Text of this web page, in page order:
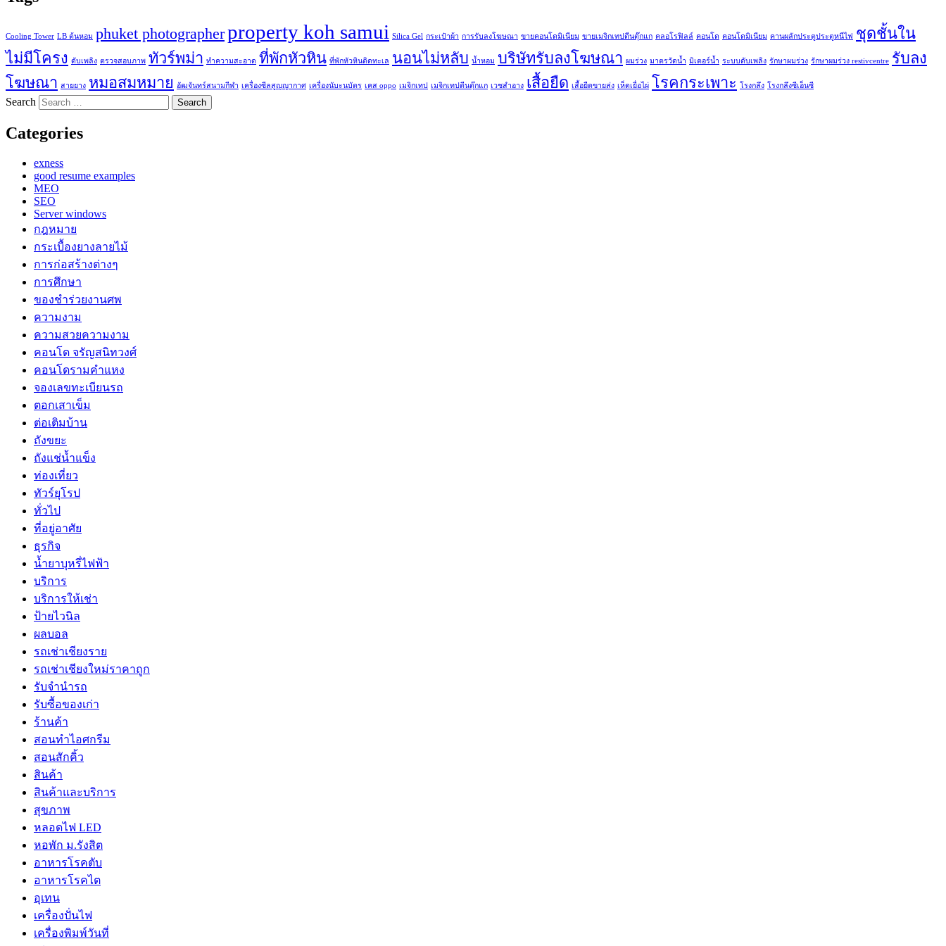
Cooling Tower LB ต้นหอม phuket photographerproperty koh samui Silica Gel กระเป๋าผ้า การรับลงโฆษณา ขายคอนโดมิเนียม ขายเมจิกเทปตีนตุ๊กแก คลอโรฟิลล์ คอนโด คอนโดมิเนียม คานผลักประตูประตูหนีไฟ
ชุดชั้นใน
ไม่มีโครง ดับเพลิง ตรวจสอบภาพ ทัวร์พม่า ทำความสะอาด ที่พักหัวหิน ที่พักหัวหินติดทะเล นอนไม่หลับ น้ำหอม บริษัทรับลงโฆษณา ผมร่วง มาตรวัดน้ำ มิเตอร์น้ำ ระบบดับเพลิง รักษาผมร่วง รักษาผมร่วง restivcentre รับลง
โฆษณา สายยาง หมอสมหมาย อัฒจันทร์สนามกีฬา เครื่องซีลสูญญากาศ เครื่องนับะนบัตร เคส oppo เมจิกเทป เมจิกเทปตีนตุ๊กแก เวชสำอาง เสื้อยืด เสื้อยืดขายส่ง เห็ดเยื่อไผ่ โรคกระเพาะ โรงกลึง โรงกลึงซีเอ็นซี
Search
Categories
exness
good resume examples
MEO
SEO
Server windows
กฎหมาย
กระเบื้องยางลายไม้
การก่อสร้างต่างๆ
การศึกษา
ของชำร่วยงานศพ
ความงาม
ความสวยความงาม
คอนโด จรัญสนิทวงศ์
คอนโดรามคำแหง
จองเลขทะเบียนรถ
ตอกเสาเข็ม
ต่อเติมบ้าน
ถังขยะ
ถังแช่น้ำแข็ง
ท่องเที่ยว
ทัวร์ยุโรป
ทั่วไป
ที่อยู่อาศัย
ธุรกิจ
น้ำยาบุหรี่ไฟฟ้า
บริการ
บริการให้เช่า
ป้ายไวนิล
ผลบอล
รถเช่าเชียงราย
รถเช่าเชียงใหม่ราคาถูก
รับจำนำรถ
รับซื้อของเก่า
ร้านค้า
สอนทำไอศกรีม
สอนสักคิ้ว
สินค้า
สินค้าและบริการ
สุขภาพ
หลอดไฟ LED
หอพัก ม.รังสิต
อาหารโรคตับ
อาหารโรคไต
อุเทน
เครื่องปั่นไฟ
เครื่องพิมพ์วันที่